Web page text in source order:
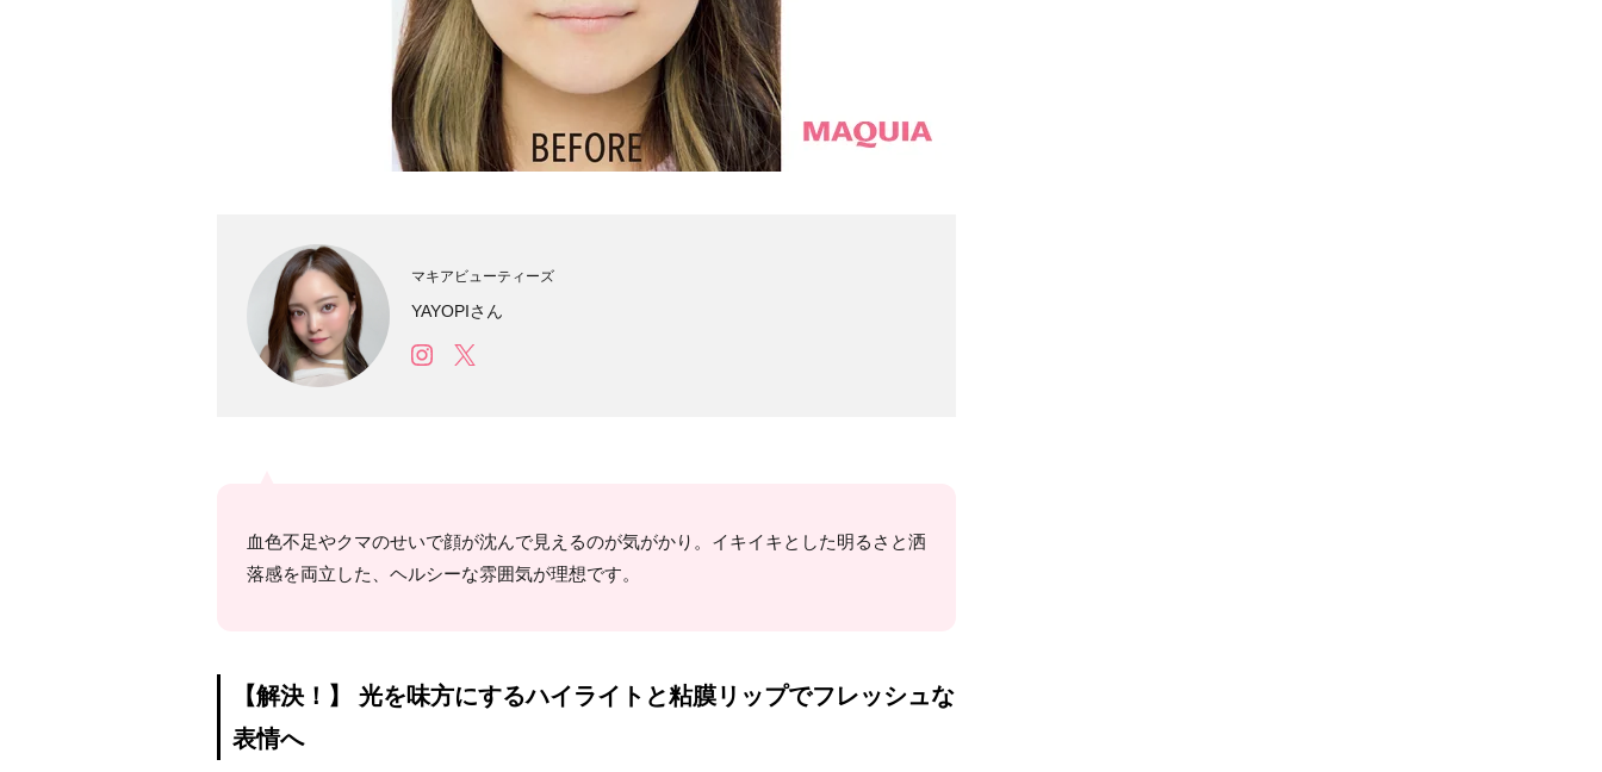
マキアビューティーズ
YAYOPIさん
血色不足やクマのせいで顔が沈んで見えるのが気がかり。イキイキとした明るさと洒
落感を両立した、ヘルシーな雰囲気が理想です。
【解決！】 光を味方にするハイライトと粘膜リップでフレッシュな
表情へ